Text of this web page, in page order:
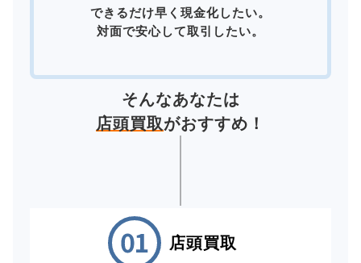
できるだけ早く現金化したい。
対面で安心して取引したい。
そんなあなたは
店頭買取がおすすめ！
店頭買取